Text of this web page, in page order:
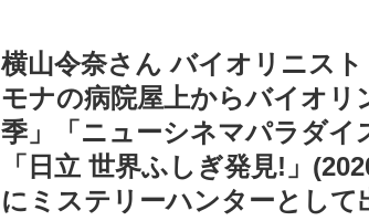
横山令奈さん バイオリニス
モナの病院屋上からバイオリ
季」「ニューシネマパラダイ
「日立 世界ふしぎ発見!」
にミステリーハンターとして